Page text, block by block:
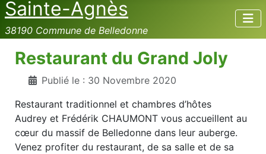
Sainte-Agnès
38190 Commune de Belledonne
Restaurant du Grand Joly
Publié le : 30 Novembre 2020
Restaurant traditionnel et chambres d’hôtes
Audrey et Frédérik CHAUMONT vous accueillent au
cœur du massif de Belledonne dans leur auberge.
Venez profiter du restaurant, de sa salle et de sa